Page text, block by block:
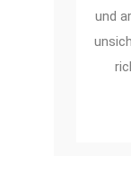
und